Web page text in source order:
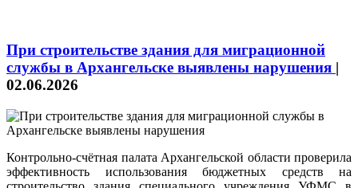
При строительстве здания для миграционной
службы в Архангельске выявлены нарушения |
02.06.2026
Контрольно-счётная палата Архангельской области проверила
эффективность использования бюджетных средств на